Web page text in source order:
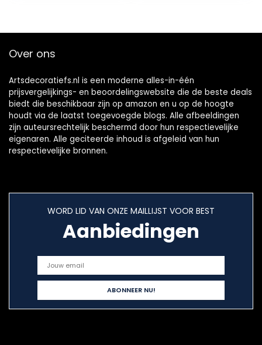
Over ons
Artsdecoratiefs.nl is een moderne alles-in-één
prijsvergelijkings- en beoordelingswebsite die de beste deals
biedt die beschikbaar zijn op amazon en u op de hoogte
houdt via de laatst toegevoegde blogs. Alle afbeeldingen
zijn auteursrechtelijk beschermd door hun respectievelijke
eigenaren. Alle geciteerde inhoud is afgeleid van hun
respectievelijke bronnen.
WORD LID VAN ONZE MAILLIJST VOOR BEST
Aanbiedingen